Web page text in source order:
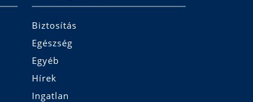
Biztosítás
Egészség
Egyéb
Hírek
Ingatlan